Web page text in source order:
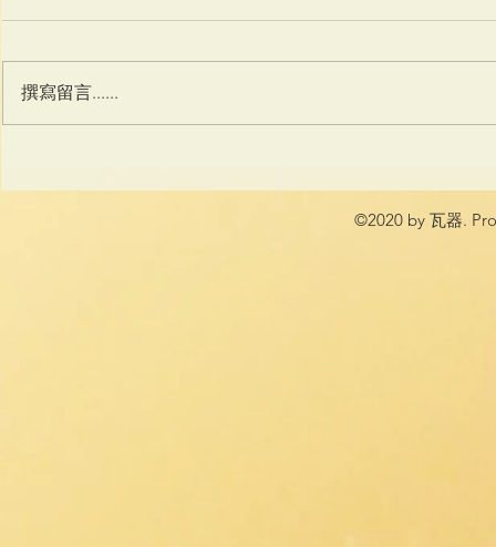
撰寫留言......
©2020 by 瓦器.